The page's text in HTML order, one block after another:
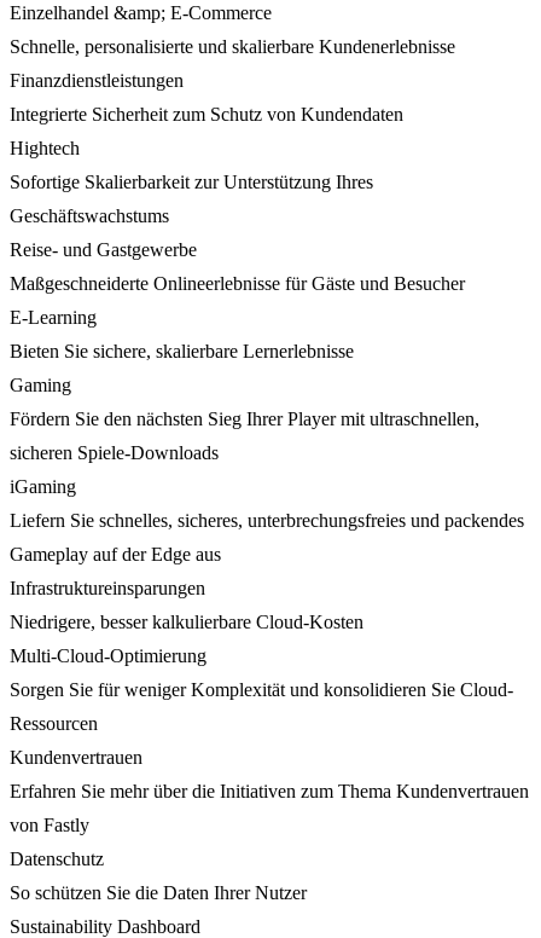
Einzelhandel &amp; E-Commerce
Schnelle, personalisierte und skalierbare Kundenerlebnisse
Finanzdienstleistungen
Integrierte Sicherheit zum Schutz von Kundendaten
Hightech
Sofortige Skalierbarkeit zur Unterstützung Ihres
Geschäftswachstums
Reise- und Gastgewerbe
Maßgeschneiderte Onlineerlebnisse für Gäste und Besucher
E-Learning
Bieten Sie sichere, skalierbare Lernerlebnisse
Gaming
Fördern Sie den nächsten Sieg Ihrer Player mit ultraschnellen,
sicheren Spiele-Downloads
iGaming
Liefern Sie schnelles, sicheres, unterbrechungsfreies und packendes
Gameplay auf der Edge aus
Infrastruktureinsparungen
Niedrigere, besser kalkulierbare Cloud-Kosten
Multi-Cloud-Optimierung
Sorgen Sie für weniger Komplexität und konsolidieren Sie Cloud-
Ressourcen
Kundenvertrauen
Erfahren Sie mehr über die Initiativen zum Thema Kundenvertrauen
von Fastly
Datenschutz
So schützen Sie die Daten Ihrer Nutzer
Sustainability Dashboard